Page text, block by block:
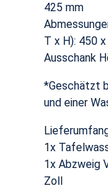
425 mm
T x H): 450
Ausschank
*Geschätzt
und einer
1x
1x Abzweig
Zoll